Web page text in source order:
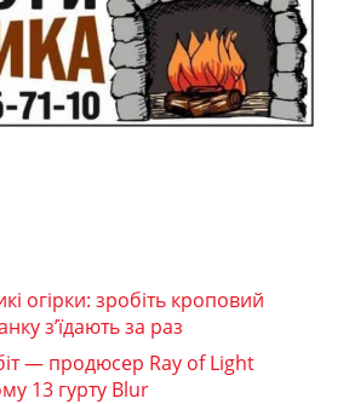
огірки: зробіть кроповий
з’їдають за раз
— продюсер Ray of Light
13 гурту Blur